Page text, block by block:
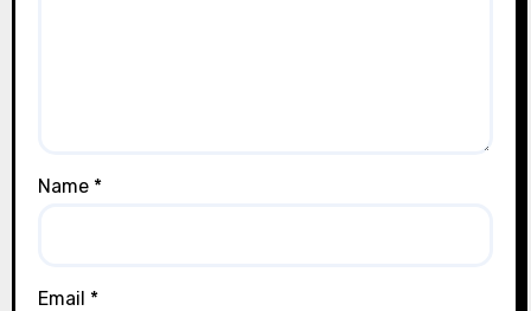
Name *
Email *